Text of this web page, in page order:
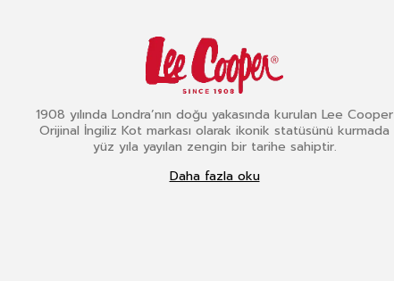
1908 yılında Londra’nın doğu yakasında kurulan Lee Cooper
Orijinal İngiliz Kot markası olarak ikonik statüsünü kurmada
yüz yıla yayılan zengin bir tarihe sahiptir.
Daha fazla oku